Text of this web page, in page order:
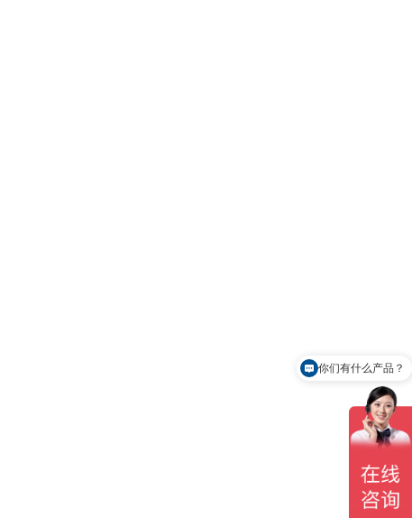
你们有什么产品？